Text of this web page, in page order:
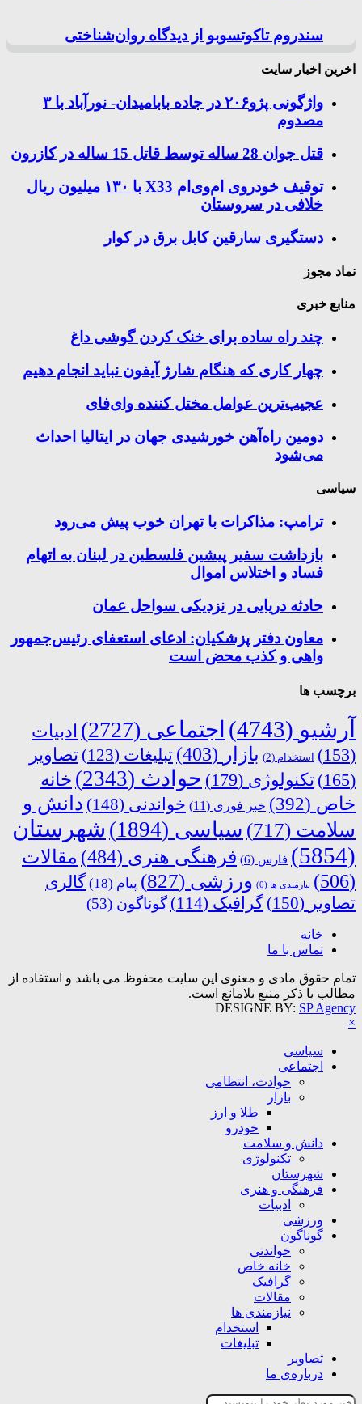
سندروم تاکوتسوبو از دیدگاه روان‌شناختی
اخرین اخبار سایت
واژگونی پژو۲۰۶ در جاده بابامیدان- نورآباد با ۳
مصدوم
قتل جوان 28 ساله توسط قاتل 15 ساله در کازرون
توقیف خودروی ام‌وی‌ام X33 با ۱۳۰ میلیون ریال
خلافی در سروستان
دستگیری سارقین کابل برق در کوار
نماد مجوز
منابع خبری
چند راه‌ ساده برای خنک کردن گوشی داغ
چهار کاری که هنگام شارژ آیفون نباید انجام دهیم
عجیب‌ترین عوامل مختل کننده وای‌فای
دومین راه‌آهن خورشیدی جهان در ایتالیا احداث
می‌شود
سیاسی
ترامپ: مذاکرات با تهران خوب پیش می‌رود
بازداشت سفیر پیشین فلسطین در لبنان به اتهام
فساد و اختلاس اموال
حادثه دریایی در نزدیکی سواحل عمان
معاون دفتر پزشکیان: ادعای استعفای رئیس‌جمهور
واهی و کذب محض است
برچسب ها
آرشیو (4743) اجتماعی (2727)
ادبیات
(153)
استخدام (2) بازار (403) تبلیغات (123)
تصاویر
(165)
تکنولوژی (179) حوادث (2343)
خانه
خاص (392) خبر فوری (11) خواندنی (148)
دانش و
سلامت (717) سیاسی (1894)
شهرستان
(5854)
فارس (6) فرهنگی هنری (484)
مقالات
(506)
نیازمندی ها (0) ورزشی (827) پیام (18)
گالری
تصاویر (150) گرافیک (114) گوناگون (53)
خانه
تماس با ما
تمام حقوق مادی و معنوی این سایت محفوظ می باشد و استفاده از
مطالب با ذکر منبع بلامانع است.
DESIGNE BY: SP Agency
×
سیاسی
اجتماعی
حوادث، انتظامی
بازار
طلا و ارز
خودرو
دانش و سلامت
تکنولوژی
شهرستان
فرهنگی و هنری
ادبیات
ورزشی
گوناگون
خواندنی
خانه خاص
گرافیک
مقالات
نیازمندی ها
استخدام
تبلیغات
تصاویر
درباره‌ی ما